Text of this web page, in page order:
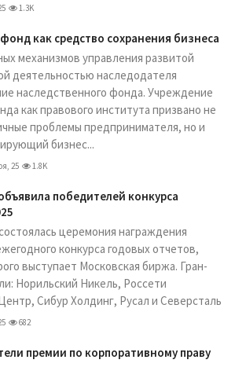
1.3K
как средство сохранения бизнеса
механизмов управления развитой
деятельностью наследодателя
наследственного фонда. Учреждение
как правового института призвано не
проблемы предпринимателя, но и
бизнес...
25 1.8K
победителей конкурса
церемония награждения
конкурса годовых отчетов,
выступает Московская биржа. Гран-
Норильский Никель, Россети
Сибур Холдинг, Русал и Северсталь
682
премии по корпоративному праву